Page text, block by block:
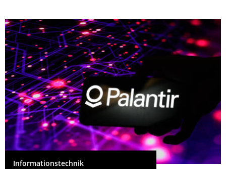
Informationstechnik